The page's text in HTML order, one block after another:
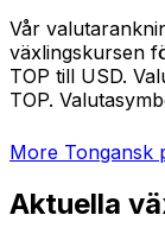
Vår
växlingskursen
TOP till USD.
TOP.
More Tongansk
Aktuella